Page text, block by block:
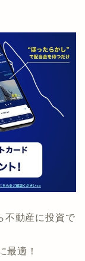
不動産に投資で
最適！